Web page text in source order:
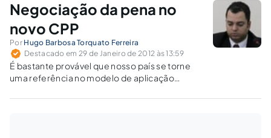
Negociação da pena no
novo CPP
Por Hugo Barbosa Torquato Ferreira
Destacado em 29 de Janeiro de 2012 às 13:59
É bastante provável que nosso país se torne
uma referência no modelo de aplicação
bargain, utilizado nos Estados Unidos desde o